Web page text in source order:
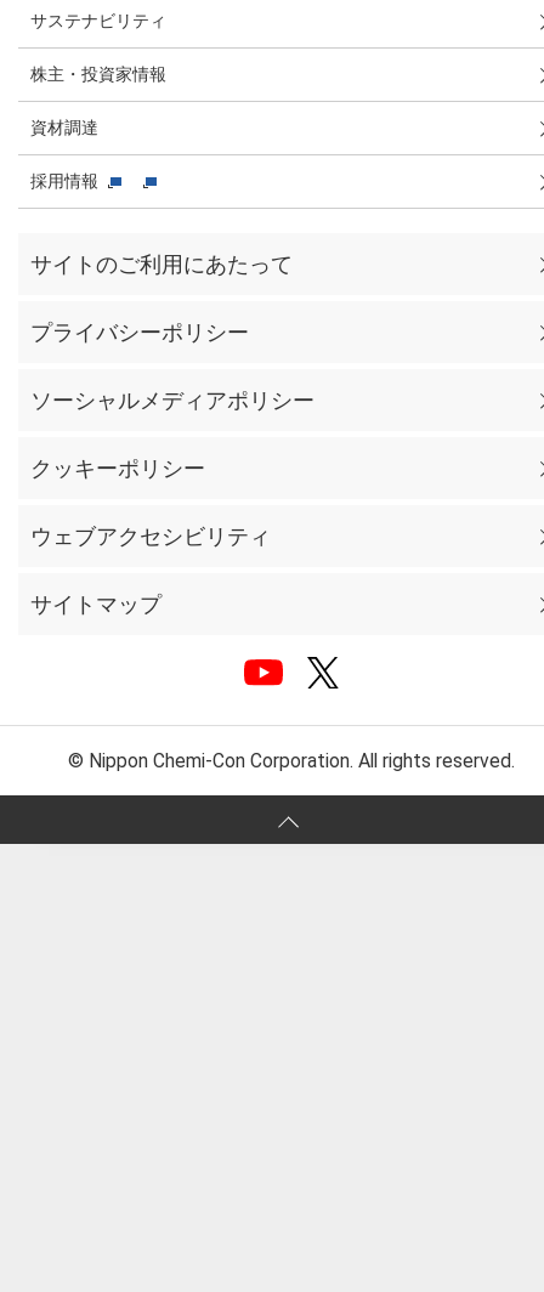
サステナビリティ
株主・投資家情報
資材調達
採用情報
サイトのご利用にあたって
プライバシーポリシー
ソーシャルメディアポリシー
クッキーポリシー
ウェブアクセシビリティ
サイトマップ
© Nippon Chemi-Con Corporation. All rights reserved.